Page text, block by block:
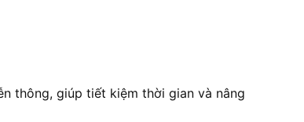
thông, giúp tiết kiệm thời gian và nâng